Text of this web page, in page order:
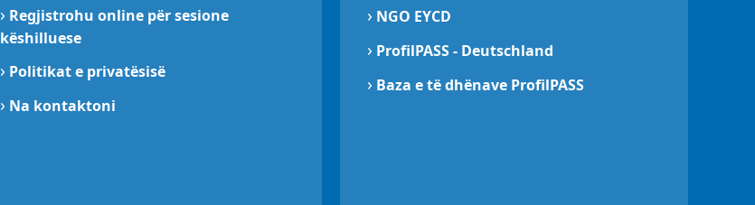
› Regjistrohu online për sesione
këshilluese
› Politikat e privatësisë
› Na kontaktoni
› NGO EYCD
› ProfilPASS - Deutschland
› Baza e të dhënave ProfilPASS